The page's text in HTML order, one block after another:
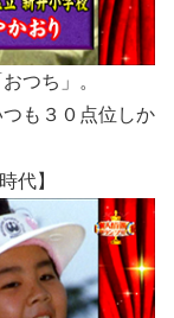
つち」。
も３０点位しか
代】